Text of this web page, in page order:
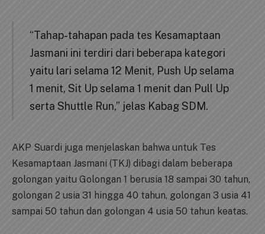
“Tahap-tahapan pada tes Kesamaptaan
Jasmani ini terdiri dari beberapa kategori
yaitu lari selama 12 Menit, Push Up selama
1 menit, Sit Up selama 1 menit dan Pull Up
serta Shuttle Run,” jelas Kabag SDM.
AKP Suardi juga menjelaskan bahwa untuk Tes
Kesamaptaan Jasmani (TKJ) dibagi dalam beberapa
golongan yaitu Golongan 1 berusia 18 sampai 30 tahun,
golongan 2 usia 31 hingga 40 tahun, golongan 3 usia 41
sampai 50 tahun dan golongan 4 usia 50 tahun keatas.